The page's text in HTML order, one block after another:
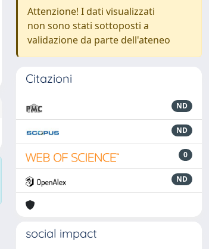
Attenzione! I dati visualizzati
non sono stati sottoposti a
validazione da parte dell'ateneo
Citazioni
ND
ND
0
ND
social impact